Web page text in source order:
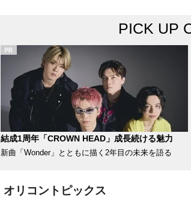
PICK UP
結成1周年「CROWN HEAD」成長続ける魅力
新曲「Wonder」とともに描く2年目の未来を語る
オリコントピックス